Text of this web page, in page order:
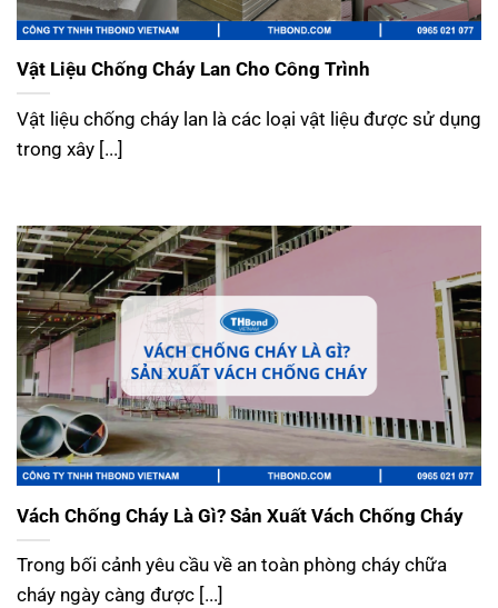
Vật Liệu Chống Cháy Lan Cho Công Trình
Vật liệu chống cháy lan là các loại vật liệu được sử dụng
trong xây [...]
Vách Chống Cháy Là Gì? Sản Xuất Vách Chống Cháy
Trong bối cảnh yêu cầu về an toàn phòng cháy chữa
cháy ngày càng được [...]